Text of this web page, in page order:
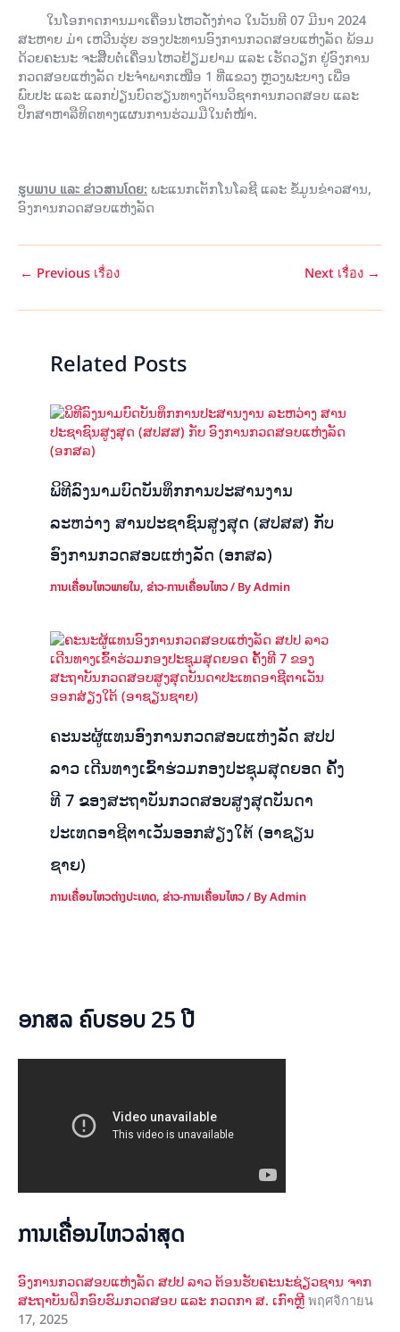
ໃນໂອກາດການມາເຄື່ອນໄຫວດັ່ງກ່າວ ໃນວັນທີ 07 ມີນາ 2024
ສະຫາຍ ມ່າ ເຫວີນຮຸ່ຍ ຮອງປະທານອົງການກວດສອບແຫ່ງລັດ ພ້ອມ
ດ້ວຍຄະນະ ຈະສືືບຕໍ່ເຄື່ອນໄຫວຢ້ຽມຢາມ ແລະ ເຮັດວຽກ ຢູ່ອົງການ
ກວດສອບແຫ່ງລັດ ປະຈໍາພາກເໜືອ 1 ທີ່ແຂວງ ຫຼວງພະບາງ ເພື່ອ
ພົບປະ ແລະ ແລກປ່ຽນບົດຮຽນທາງດ້ານວິຊາການກວດສອບ ແລະ
ປຶກສາຫາລືທິດທາງແຜນການຮ່ວມມືໃນຕໍ່ໜ້າ.
ຮູບພາບ ແລະ ຂ່າວສານໂດຍ:ພະແນກເຕັກໂນໂລຊີ ແລະ ຂໍ້ມູນຂ່າວສານ,
ອົງການກວດສອບແຫ່ງລັດ
← Previous เรื่อง Next เรื่อง →
Related Posts
ພິທີລົງນາມບົດບັນທຶກການປະສານງານ
ລະຫວ່າງ ສານປະຊາຊົນສູງສຸດ (ສປສສ) ກັບ
ອົງການກວດສອບແຫ່ງລັດ (ອກສລ)
ການເຄື່ອນໄຫວພາຍໃນ, ຂ່າວ-ການເຄື່ອນໄຫວ/ ByAdmin
ຄະນະຜູ້ແທນອົງການກວດສອບແຫ່ງລັດ ສປປ
ລາວ ເດີນທາງເຂົ້າຮ່ວມກອງປະຊຸມສຸດຍອດ ຄັ້ງ
ທີ 7 ຂອງສະຖາບັນກວດສອບສູງສຸດບັນດາ
ປະເທດອາຊີຕາເວັນອອກສ່ຽງໃຕ້ (ອາຊຽນ
ຊາຍ)
ການເຄື່ອນໄຫວຕ່າງປະເທດ, ຂ່າວ-ການເຄື່ອນໄຫວ/ ByAdmin
ອກສລ ຄົບຮອບ 25 ປີ
ການເຄື່ອນໄຫວລ່າສຸດ
ອົງການກວດສອບແຫ່ງລັດ ສປປ ລາວ ຕ້ອນຮັບຄະນະຊ່ຽວຊານ ຈາກ
ສະຖາບັນຝຶກອົບຮົມກວດສອບ ແລະ ກວດກາ ສ. ເກົາຫຼີพฤศจิกายน
17, 2025